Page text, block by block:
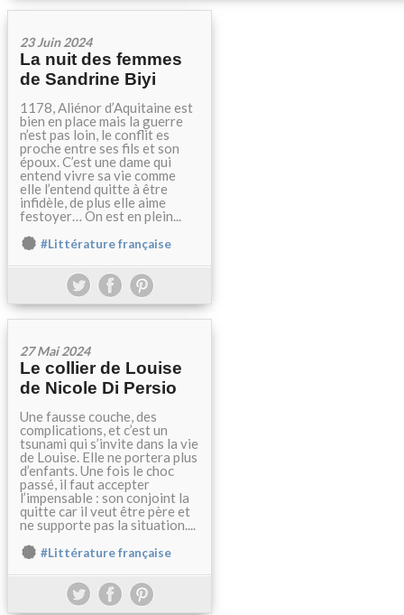
23 Juin 2024
La nuit des femmes
de Sandrine Biyi
1178, Aliénor d’Aquitaine est
bien en place mais la guerre
n’est pas loin, le conflit es
proche entre ses fils et son
époux. C’est une dame qui
entend vivre sa vie comme
elle l’entend quitte à être
infidèle, de plus elle aime
festoyer… On est en plein...
#Littérature française
27 Mai 2024
Le collier de Louise
de Nicole Di Persio
Une fausse couche, des
complications, et c’est un
tsunami qui s’invite dans la vie
de Louise. Elle ne portera plus
d’enfants. Une fois le choc
passé, il faut accepter
l’impensable : son conjoint la
quitte car il veut être père et
ne supporte pas la situation....
#Littérature française